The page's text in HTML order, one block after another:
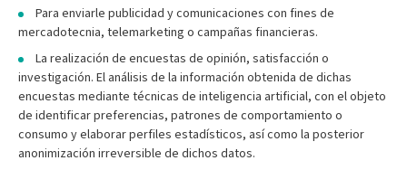
Para enviarle publicidad y comunicaciones con fines de
mercadotecnia, telemarketing o campañas financieras.
La realización de encuestas de opinión, satisfacción o
investigación. El análisis de la información obtenida de dichas
encuestas mediante técnicas de inteligencia artificial, con el objeto
de identificar preferencias, patrones de comportamiento o
consumo y elaborar perfiles estadísticos, así como la posterior
anonimización irreversible de dichos datos.